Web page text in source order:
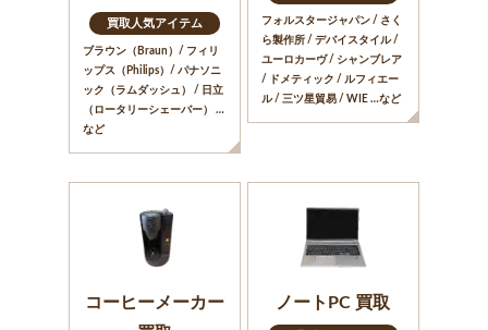
買取人気アイテム
ブラウン（Braun）/ フィリ
ップス（Philips）/ パナソニ
ック（ラムダッシュ） / 日立
（ロータリーシェーバー） …
など
フォルスタージャパン / さく
ら製作所 / デバイスタイル /
ユーロカーヴ / シャンブレア
/ ドメティック / ルフィエー
ル / 三ツ星貿易 / WIE …など
コーヒーメーカー
ノートPC 買取